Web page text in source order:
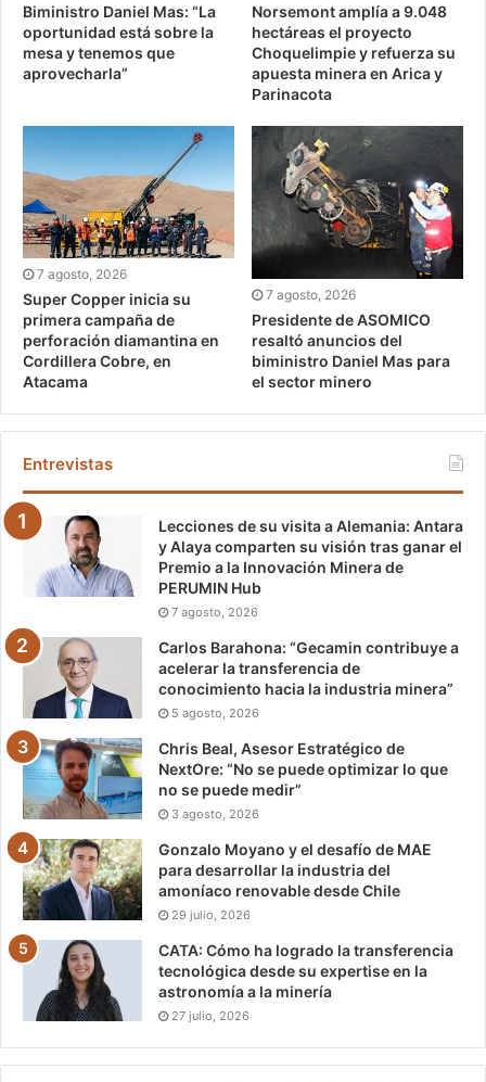
Biministro Daniel Mas: “La
oportunidad está sobre la
mesa y tenemos que
aprovecharla”
Norsemont amplía a 9.048
hectáreas el proyecto
Choquelimpie y refuerza su
apuesta minera en Arica y
Parinacota
7 agosto, 2026
Super Copper inicia su
primera campaña de
perforación diamantina en
Cordillera Cobre, en
Atacama
7 agosto, 2026
Presidente de ASOMICO
resaltó anuncios del
biministro Daniel Mas para
el sector minero
Entrevistas
Lecciones de su visita a Alemania: Antara
y Alaya comparten su visión tras ganar el
Premio a la Innovación Minera de
PERUMIN Hub
7 agosto, 2026
Carlos Barahona: “Gecamin contribuye a
acelerar la transferencia de
conocimiento hacia la industria minera”
5 agosto, 2026
Chris Beal, Asesor Estratégico de
NextOre: “No se puede optimizar lo que
no se puede medir”
3 agosto, 2026
Gonzalo Moyano y el desafío de MAE
para desarrollar la industria del
amoníaco renovable desde Chile
29 julio, 2026
CATA: Cómo ha logrado la transferencia
tecnológica desde su expertise en la
astronomía a la minería
27 julio, 2026